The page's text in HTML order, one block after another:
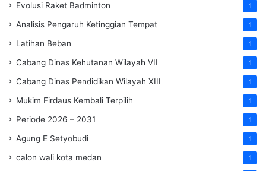
Evolusi Raket Badminton 1
Analisis Pengaruh Ketinggian Tempat 1
Latihan Beban 1
Cabang Dinas Kehutanan Wilayah VII 1
Cabang Dinas Pendidikan Wilayah XIII 1
Mukim Firdaus Kembali Terpilih 1
Periode 2026 – 2031 1
Agung E Setyobudi 1
calon wali kota medan 1